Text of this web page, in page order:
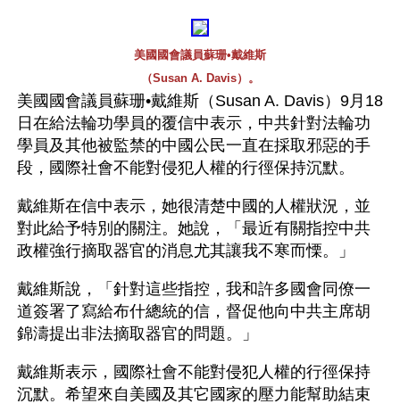
美國國會議員蘇珊•戴維斯
（Susan A. Davis）。
美國國會議員蘇珊•戴維斯（Susan A. Davis）9月18
日在給法輪功學員的覆信中表示，中共針對法輪功
學員及其他被監禁的中國公民一直在採取邪惡的手
段，國際社會不能對侵犯人權的行徑保持沉默。
戴維斯在信中表示，她很清楚中國的人權狀況，並
對此給予特別的關注。她說，「最近有關指控中共
政權強行摘取器官的消息尤其讓我不寒而慄。」
戴維斯說，「針對這些指控，我和許多國會同僚一
道簽署了寫給布什總統的信，督促他向中共主席胡
錦濤提出非法摘取器官的問題。」
戴維斯表示，國際社會不能對侵犯人權的行徑保持
沉默。希望來自美國及其它國家的壓力能幫助結束